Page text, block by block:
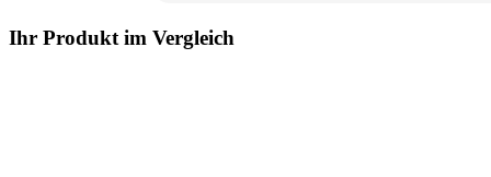
Ihr Produkt im Vergleich